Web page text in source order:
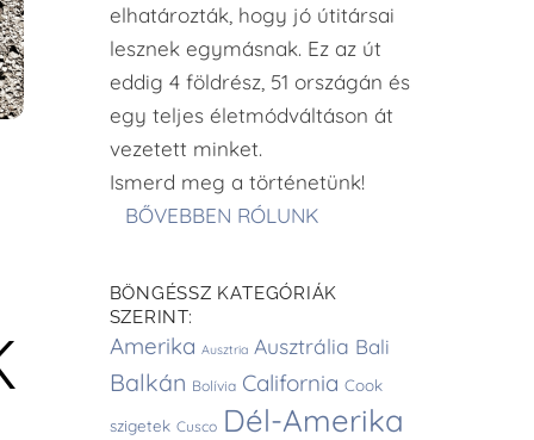
elhatározták, hogy jó útitársai
lesznek egymásnak. Ez az út
eddig 4 földrész, 51 országán és
egy teljes életmódváltáson át
vezetett minket.
Ismerd meg a történetünk!
BŐVEBBEN RÓLUNK
BÖNGÉSSZ KATEGÓRIÁK
SZERINT:
Amerika Ausztria Ausztrália Bali
Balkán Bolívia California Cook
szigetek Cusco Dél-Amerika